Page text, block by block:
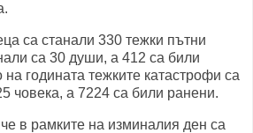
са станали 330 тежки пътни
са 30 души, а 412 са били
годината тежките катастрофи са
човека, а 7224 са били ранени.
в рамките на изминалия ден са